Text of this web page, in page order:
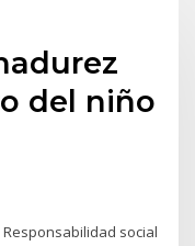
del niño
social